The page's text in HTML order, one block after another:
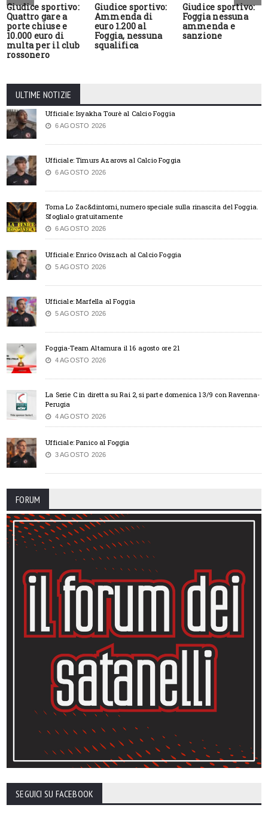
Giudice sportivo:
Quattro gare a
porte chiuse e
10.000 euro di
multa per il club
rossonero
Giudice sportivo:
Ammenda di
euro 1.200 al
Foggia, nessuna
squalifica
Giudice sportivo:
Foggia nessuna
ammenda e
sanzione
ULTIME NOTIZIE
Ufficiale: Isyakha Tourè al Calcio Foggia
6 AGOSTO 2026
Ufficiale: Timurs Azarovs al Calcio Foggia
6 AGOSTO 2026
Torna Lo Zac&dintorni, numero speciale sulla rinascita del Foggia.
Sfoglialo gratuitamente
6 AGOSTO 2026
Ufficiale: Enrico Oviszach al Calcio Foggia
5 AGOSTO 2026
Ufficiale: Marfella al Foggia
5 AGOSTO 2026
Foggia-Team Altamura il 16 agosto ore 21
4 AGOSTO 2026
La Serie C in diretta su Rai 2, si parte domenica 13/9 con Ravenna-
Perugia
4 AGOSTO 2026
Ufficiale: Panico al Foggia
3 AGOSTO 2026
FORUM
SEGUICI SU FACEBOOK